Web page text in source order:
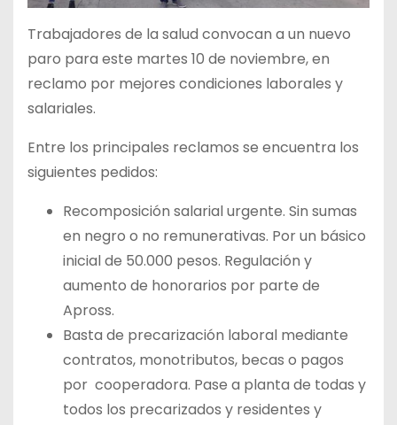
Trabajadores de la salud convocan a un nuevo
paro para este martes 10 de noviembre, en
reclamo por mejores condiciones laborales y
salariales.
Entre los principales reclamos se encuentra los
siguientes pedidos:
Recomposición salarial urgente. Sin sumas
en negro o no remunerativas. Por un básico
inicial de 50.000 pesos. Regulación y
aumento de honorarios por parte de
Apross.
Basta de precarización laboral mediante
contratos, monotributos, becas o pagos
por cooperadora. Pase a planta de todas y
todos los precarizados y residentes y